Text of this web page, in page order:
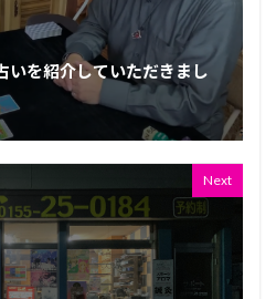
いを紹介していただきまし
Next